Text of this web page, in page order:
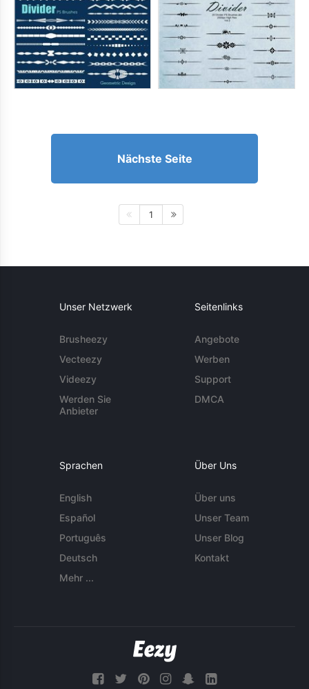
Nächste Seite
1
Unser Netzwerk
Brusheezy
Vecteezy
Videezy
Werden Sie
Anbieter
Seitenlinks
Angebote
Werben
Support
DMCA
Sprachen
English
Español
Português
Deutsch
Mehr ...
Über Uns
Über uns
Unser Team
Unser Blog
Kontakt